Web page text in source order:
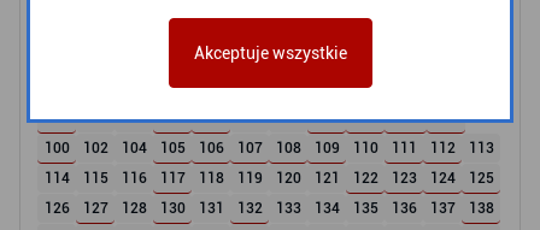
8 9 10 11
22 23 24 25 26 27
31
32 33 34 83 84 85 86 87 M32
T8
100
102 104 105 106 107 108 109 110 111 112
113
114
115 116 117 118 119 120 121 122 123 124
125
126
127 128 130 131 132 133 134 135 136 137
138
Akceptuje wszystkie